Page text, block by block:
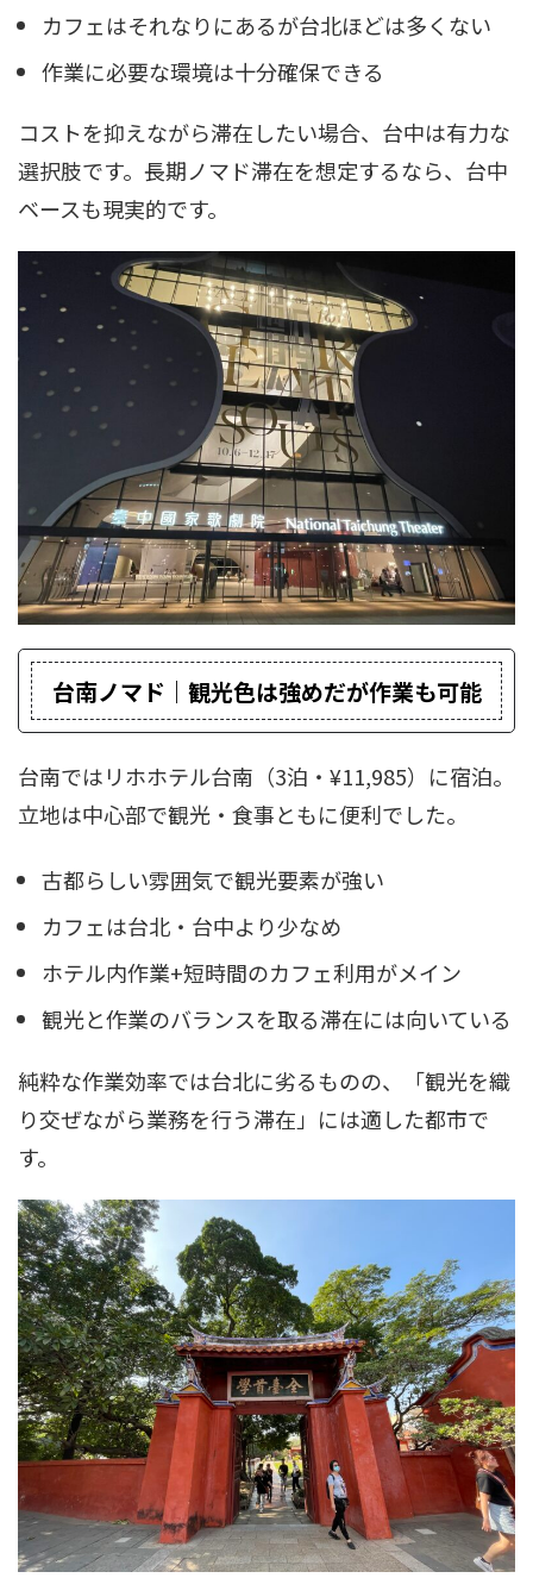
カフェはそれなりにあるが台北ほどは多くない
作業に必要な環境は十分確保できる
コストを抑えながら滞在したい場合、台中は有力な
選択肢です。長期ノマド滞在を想定するなら、台中
ベースも現実的です。
台南ノマド｜観光色は強めだが作業も可能
台南ではリホホテル台南（3泊・¥11,985）に宿泊。
立地は中心部で観光・食事ともに便利でした。
古都らしい雰囲気で観光要素が強い
カフェは台北・台中より少なめ
ホテル内作業+短時間のカフェ利用がメイン
観光と作業のバランスを取る滞在には向いている
純粋な作業効率では台北に劣るものの、「観光を織
り交ぜながら業務を行う滞在」には適した都市で
す。